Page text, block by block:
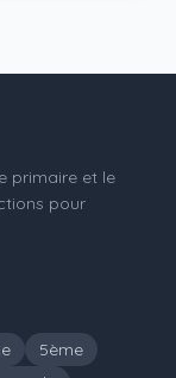
primaire et le
pour
5ème